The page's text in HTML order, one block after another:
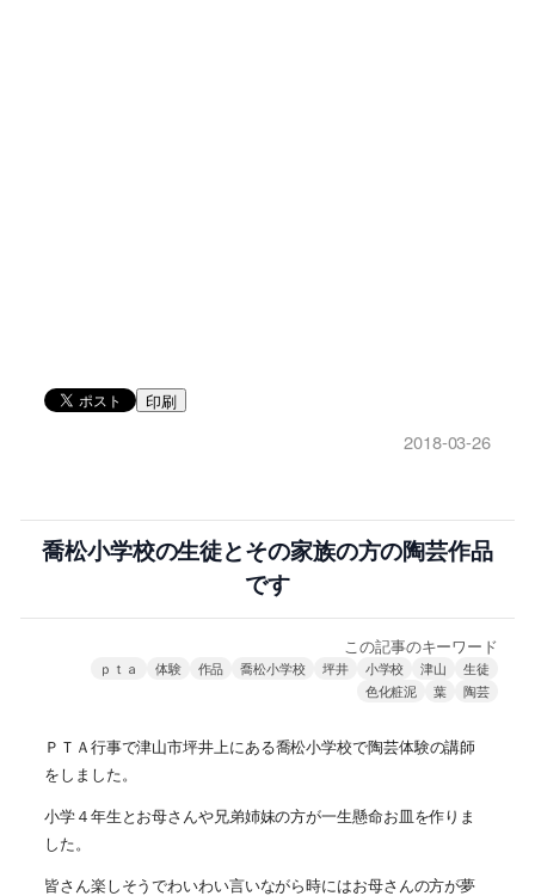
印刷
2018-03-26
喬松小学校の生徒とその家族の方の陶芸作品
です
この記事のキーワード
ｐｔａ 体験 作品 喬松小学校 坪井 小学校 津山
生徒
色化粧泥
葉 陶芸
ＰＴＡ行事で津山市坪井上にある喬松小学校で陶芸体験の講師
をしました。
小学４年生とお母さんや兄弟姉妹の方が一生懸命お皿を作りま
した。
皆さん楽しそうでわいわい言いながら時にはお母さんの方が夢